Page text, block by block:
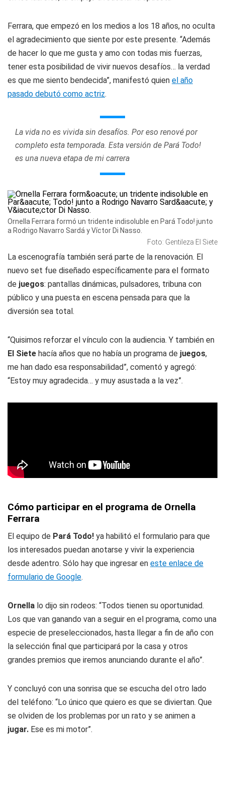
Ferrara, que empezó en los medios a los 18 años, no oculta
el agradecimiento que siente por este presente. “Además
de hacer lo que me gusta y amo con todas mis fuerzas,
tener esta posibilidad de vivir nuevos desafíos… la verdad
es que me siento bendecida”, manifestó quien el año
pasado debutó como actriz.
La vida no es vivida sin desafíos. Por eso renové por
completo esta temporada. Esta versión de Pará Todo!
es una nueva etapa de mi carrera
Ornella Ferrara formó un tridente indisoluble en Pará Todo! junto
a Rodrigo Navarro Sardá y Víctor Di Nasso.
Foto: Gentileza El Siete
La escenografía también será parte de la renovación. El
nuevo set fue diseñado específicamente para el formato
de juegos: pantallas dinámicas, pulsadores, tribuna con
público y una puesta en escena pensada para que la
diversión sea total.
“Quisimos reforzar el vínculo con la audiencia. Y también en
El Siete hacía años que no había un programa de juegos,
me han dado esa responsabilidad”, comentó y agregó:
“Estoy muy agradecida… y muy asustada a la vez”.
Cómo participar en el programa de Ornella
Ferrara
El equipo de Pará Todo! ya habilitó el formulario para que
los interesados puedan anotarse y vivir la experiencia
desde adentro. Sólo hay que ingresar en este enlace de
formulario de Google.
Ornella lo dijo sin rodeos: “Todos tienen su oportunidad.
Los que van ganando van a seguir en el programa, como una
especie de preseleccionados, hasta llegar a fin de año con
la selección final que participará por la casa y otros
grandes premios que iremos anunciando durante el año”.
Y concluyó con una sonrisa que se escucha del otro lado
del teléfono: “Lo único que quiero es que se diviertan. Que
se olviden de los problemas por un rato y se animen a
jugar. Ese es mi motor”.